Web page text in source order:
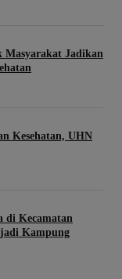
Jadikan
Kesehatan, UHN
di Kecamatan
Kampung